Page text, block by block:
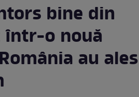
bine din
într-o nouă
au ales